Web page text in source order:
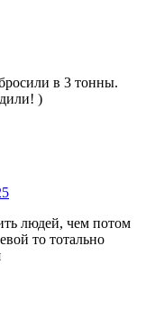
в 3 тонны.
)
людей, чем потом
то тотально